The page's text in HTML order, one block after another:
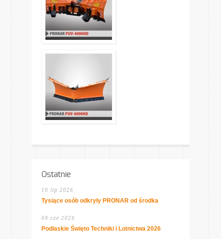
Ostatnie
10 lip 2026
Tysiące osób odkryły PRONAR od środka
09 cze 2026
Podlaskie Święto Techniki i Lotnictwa 2026